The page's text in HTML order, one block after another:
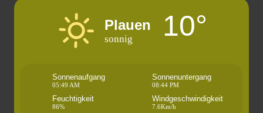
Plauen
sonnig 10°
Sonnenaufgang
05:49 AM
Sonnenuntergang
08:44 PM
Feuchtigkeit
86%
Windgeschwindigkeit
7.6Km/h